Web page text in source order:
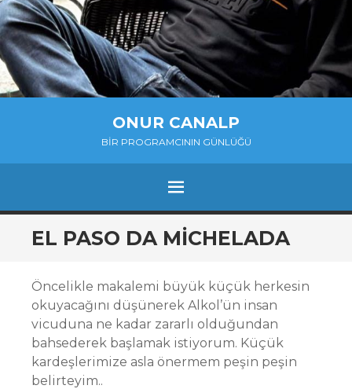
ONUR CANALP
BIR PROGRAMCININ GÜNLÜĞÜ
MENU
SKIP
TO
EL PASO DA MICHELADA
Öncelikle makalemi büyük küçük herkesin
okuyacağını düşünerek Alkol’ün insan
vicuduna ne kadar zararlı olduğundan
bahsederek başlamak istiyorum. Küçük
kardeşlerimize asla önermem peşin peşin
belirteyim..